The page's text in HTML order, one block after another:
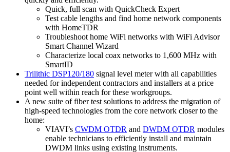
Quick, full scan with QuickCheck Expert
Test cable lengths and find home network components
with HomeTDR
Troubleshoot home WiFi networks with WiFi Advisor
Smart Channel Wizard
Characterize local coax networks to 1,600 MHz with
SmartID
Trilithic DSP120/180 signal level meter with all capabilities
needed for independent contractors and installers at a price
point well within reach for these workgroups.
A new suite of fiber test solutions to address the migration of
high-speed technologies from the core network closer to the
home:
VIAVI’s CWDM OTDR and DWDM OTDR modules
enable technicians to efficiently install and maintain
DWDM links using existing instruments.